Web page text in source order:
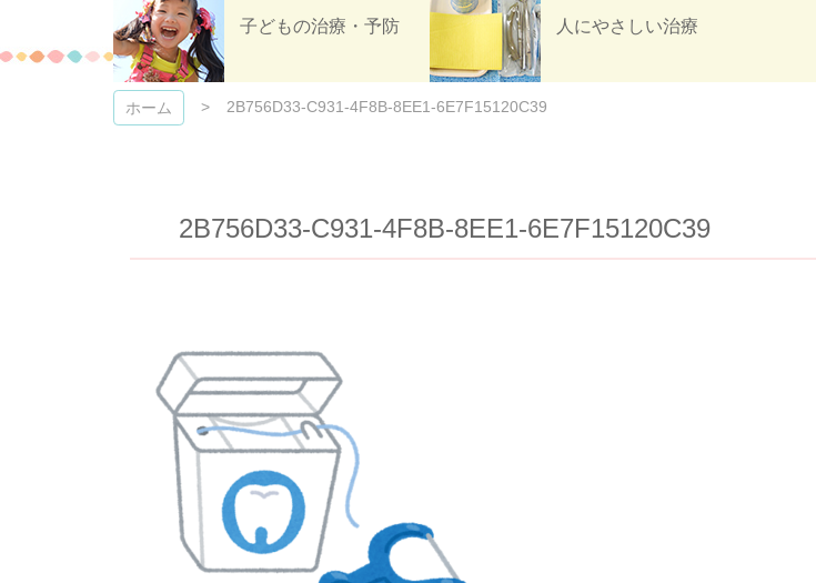
子どもの治療・予防 人にやさしい治療
ホーム 2B756D33-C931-4F8B-8EE1-6E7F15120C39
2B756D33-C931-4F8B-8EE1-6E7F15120C39